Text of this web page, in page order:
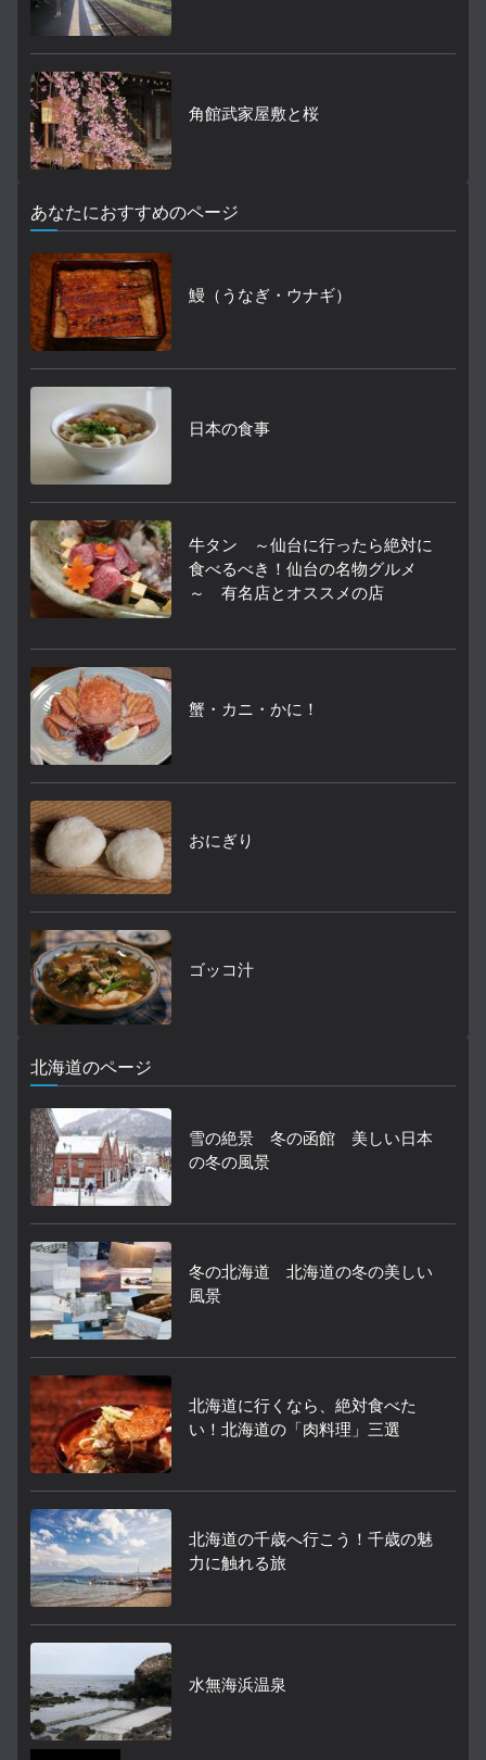
角館武家屋敷と桜
あなたにおすすめのページ
鰻（うなぎ・ウナギ）
日本の食事
牛タン ～仙台に行ったら絶対に
食べるべき！仙台の名物グルメ
～ 有名店とオススメの店
蟹・カニ・かに！
おにぎり
ゴッコ汁
北海道のページ
雪の絶景 冬の函館 美しい日本
の冬の風景
冬の北海道 北海道の冬の美しい
風景
北海道に行くなら、絶対食べた
い！北海道の「肉料理」三選
北海道の千歳へ行こう！千歳の魅
力に触れる旅
水無海浜温泉